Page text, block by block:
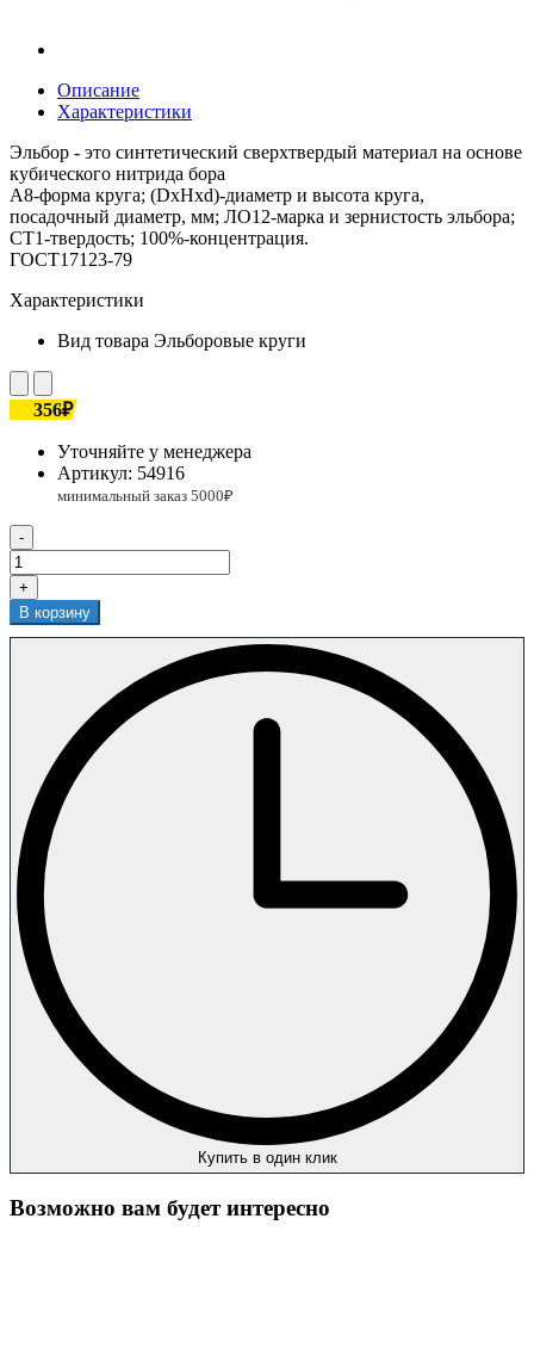
Описание
Характеристики
Эльбор - это синтетический сверхтвердый материал на основе
кубического нитрида бора
А8-форма круга; (DxHxd)-диаметр и высота круга,
посадочный диаметр, мм; ЛО12-марка и зернистость эльбора;
СТ1-твердость; 100%-концентрация.
ГОСТ17123-79
Характеристики
Вид товара Эльборовые круги
356₽
Уточняйте у менеджера
Артикул: 54916
-
+
В корзину
Купить в один клик
Возможно вам будет интересно